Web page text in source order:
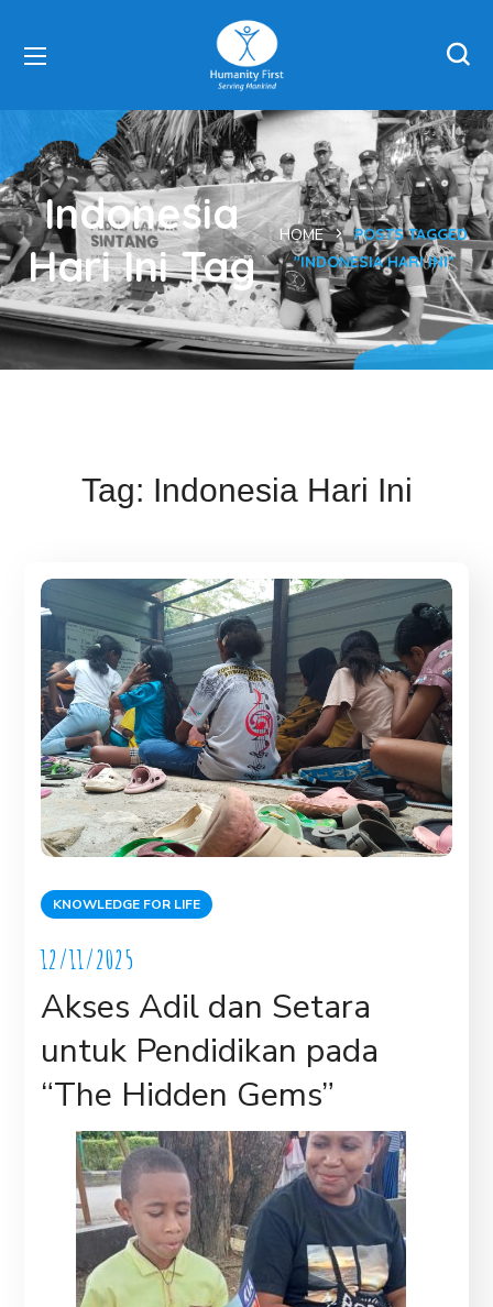
Indonesia
Hari Ini Tag
HOME
POSTS TAGGED
"INDONESIA HARI INI"
Tag: Indonesia Hari Ini
KNOWLEDGE FOR LIFE
12/11/2025
Akses Adil dan Setara
untuk Pendidikan pada
“The Hidden Gems”